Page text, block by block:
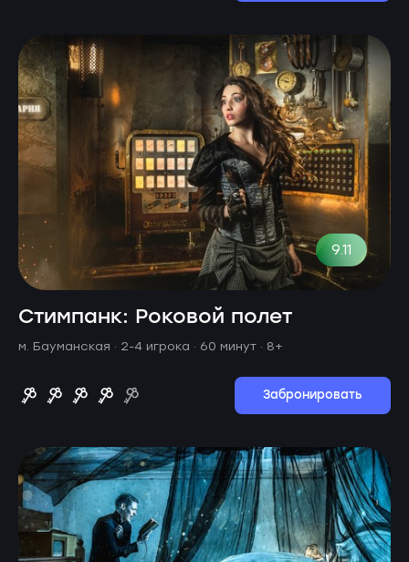
9.11
Стимпанк: Роковой полет
м. Бауманская · 2-4 игрока · 60 минут · 8+
Забронировать